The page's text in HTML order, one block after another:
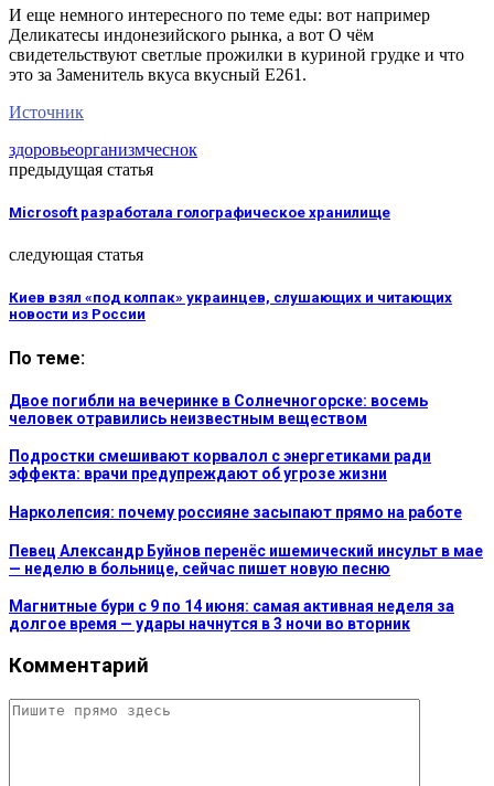
И еще немного интересного по теме еды: вот например
Деликатесы индонезийского рынка, а вот О чём
свидетельствуют светлые прожилки в куриной грудке и что
это за Заменитель вкуса вкусный Е261.
Источник
здоровьеорганизмчеснок
предыдущая статья
Microsoft разработала голографическое хранилище
следующая статья
Киев взял «под колпак» украинцев, слушающих и читающих
новости из России
По теме:
Двое погибли на вечеринке в Солнечногорске: восемь
человек отравились неизвестным веществом
Подростки смешивают корвалол с энергетиками ради
эффекта: врачи предупреждают об угрозе жизни
Нарколепсия: почему россияне засыпают прямо на работе
Певец Александр Буйнов перенёс ишемический инсульт в мае
— неделю в больнице, сейчас пишет новую песню
Магнитные бури с 9 по 14 июня: самая активная неделя за
долгое время — удары начнутся в 3 ночи во вторник
Комментарий